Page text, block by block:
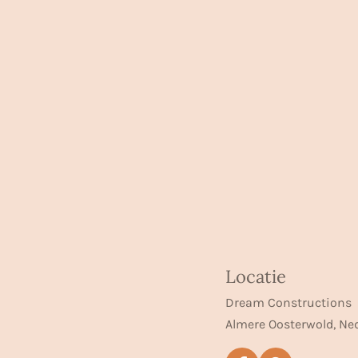
Locatie
Dream Constructions
Almere Oosterwold,